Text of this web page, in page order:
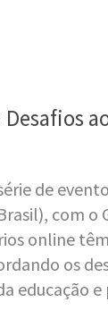
de
com
online
os
educação